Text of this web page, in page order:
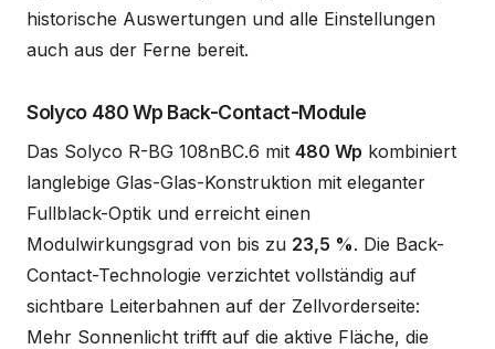
historische Auswertungen und alle Einstellungen
auch aus der Ferne bereit.
Solyco 480 Wp Back-Contact-Module
Das Solyco R-BG 108nBC.6 mit 480 Wp kombiniert
langlebige Glas-Glas-Konstruktion mit eleganter
Fullblack-Optik und erreicht einen
Modulwirkungsgrad von bis zu 23,5 %. Die Back-
Contact-Technologie verzichtet vollständig auf
sichtbare Leiterbahnen auf der Zellvorderseite:
Mehr Sonnenlicht trifft auf die aktive Fläche, die